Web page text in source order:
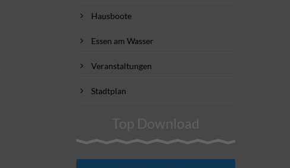
Hausboote
Essen am Wasser
Veranstaltungen
Stadtplan
Top Download